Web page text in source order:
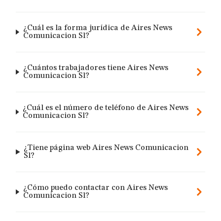
¿Cuál es la forma jurídica de Aires News
Comunicacion Sl?
¿Cuántos trabajadores tiene Aires News
Comunicacion Sl?
¿Cuál es el número de teléfono de Aires News
Comunicacion Sl?
¿Tiene página web Aires News Comunicacion
Sl?
¿Cómo puedo contactar con Aires News
Comunicacion Sl?